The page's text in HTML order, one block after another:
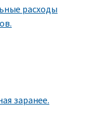
расходы
заранее.